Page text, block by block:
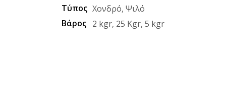
Τύπος Χονδρό, Ψιλό
Βάρος 2 kgr, 25 Kgr, 5 kgr